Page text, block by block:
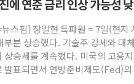
에 연준 금리 인상 가능성
고치
스핌] 장일현 특파원 = 7일(현지
부분 상승했다. 기술주 강세와 대
상승세를 계속했다. 미국의 고용
발표되면서 연방준비제도(Fed)